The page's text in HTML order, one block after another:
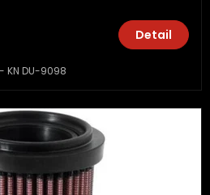
Detail
KN DU-9098